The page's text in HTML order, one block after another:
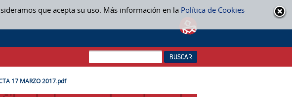
que acepta su uso. Más información en la Política de Cookies
17 MARZO 2017.pdf